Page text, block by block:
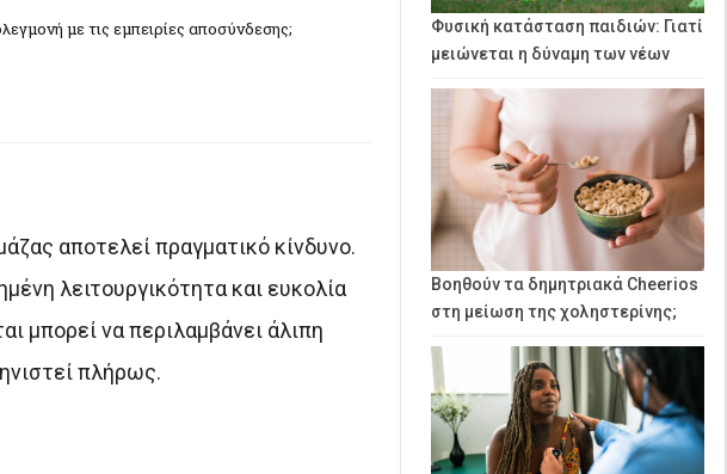
με τις εμπειρίες αποσύνδεσης;
αποτελεί πραγματικό κίνδυνο.
λειτουργικότητα και ευκολία
μπορεί να περιλαμβάνει άλιπη
πλήρως.
Φυσική κατάσταση παιδιών: Γιατί
μειώνεται η δύναμη των νέων
Βοηθούν τα δημητριακά Cheerios
στη μείωση της χοληστερίνης;